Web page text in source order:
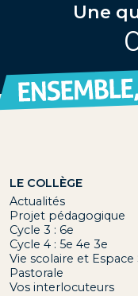
Une
LE COLLÈGE
Actualités
Projet pédagogique
Cycle 3 : 6e
Cycle 4 : 5e 4e 3e
Vie scolaire et Espace
Pastorale
Vos interlocuteurs